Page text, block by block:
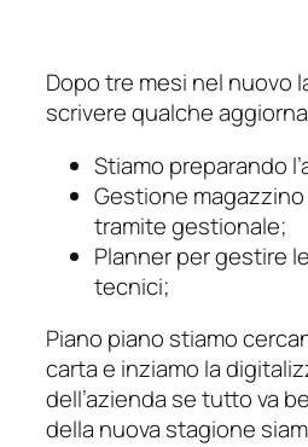
Dopo tre mesi nel nuovo
scrivere qualche
Stiamo preparando
Gestione
tramite gestionale;
Planner per gestire
tecnici;
Piano piano stiamo
carta e inziamo la
dell’azienda se tutto va
della nuova stagione